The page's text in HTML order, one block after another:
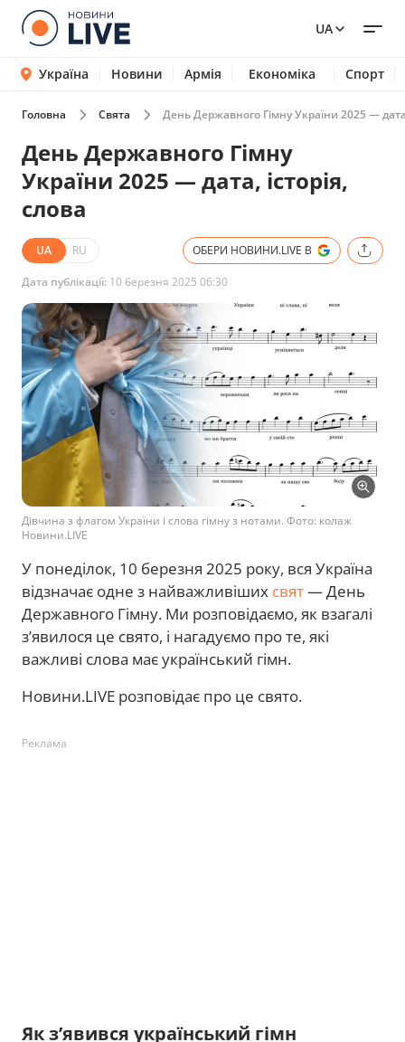
UA
Україна Новини Армія Економіка Спорт
Головна Свята День Державного Гімну України 2025 — дата,
День Державного Гімну
України 2025 — дата, історія,
слова
UA RU ОБЕРИ НОВИНИ.LIVE В
Дата публікації: 10 березня 2025 06:30
Дівчина з флагом України і слова гімну з нотами. Фото: колаж
Новини.LIVE
У понеділок, 10 березня 2025 року, вся Україна
відзначає одне з найважливіших свят— День
Державного Гімну. Ми розповідаємо, як взагалі
з’явилося це свято, і нагадуємо про те, які
важливі слова має український гімн.
Новини.LIVE розповідає про це свято.
Реклама
Як з’явився український гімн